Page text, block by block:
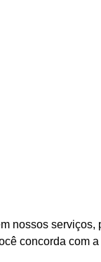
nossos
concorda com a